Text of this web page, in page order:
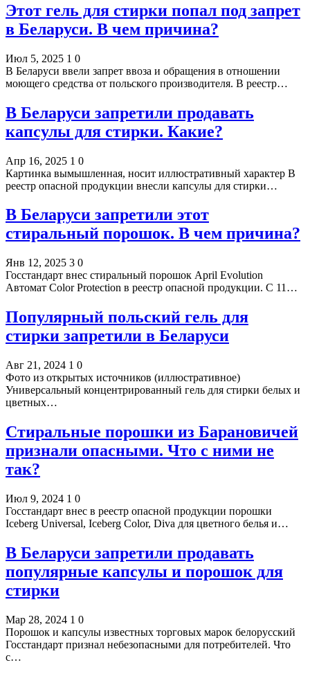
Этот гель для стирки попал под запрет
в Беларуси. В чем причина?
Июл 5, 2025 1 0
В Беларуси ввели запрет ввоза и обращения в отношении
моющего средства от польского производителя. В реестр…
В Беларуси запретили продавать
капсулы для стирки. Какие?
Апр 16, 2025 1 0
Картинка вымышленная, носит иллюстративный характер В
реестр опасной продукции внесли капсулы для стирки…
В Беларуси запретили этот
стиральный порошок. В чем причина?
Янв 12, 2025 3 0
Госстандарт внес стиральный порошок April Evolution
Автомат Color Protection в реестр опасной продукции. С 11…
Популярный польский гель для
стирки запретили в Беларуси
Авг 21, 2024 1 0
Фото из открытых источников (иллюстративное)
Универсальный концентрированный гель для стирки белых и
цветных…
Стиральные порошки из Барановичей
признали опасными. Что с ними не
так?
Июл 9, 2024 1 0
Госстандарт внес в реестр опасной продукции порошки
Iceberg Universal, Iceberg Color, Diva для цветного белья и…
В Беларуси запретили продавать
популярные капсулы и порошок для
стирки
Мар 28, 2024 1 0
Порошок и капсулы известных торговых марок белорусский
Госстандарт признал небезопасными для потребителей. Что
с…